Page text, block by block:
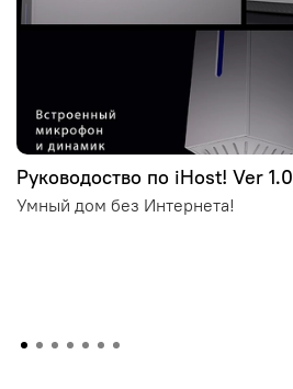
Руководоство по iHost! Ver 1.0
Умный дом без Интернета!